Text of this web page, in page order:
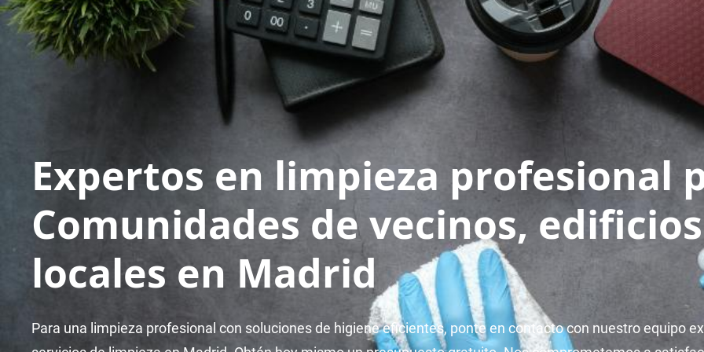
Expertos en limpieza profesional
Comunidades de vecinos,
locales en Madrid
Para una limpieza profesional con soluciones de higiene eficientes, ponte en contacto con nuestro equipo